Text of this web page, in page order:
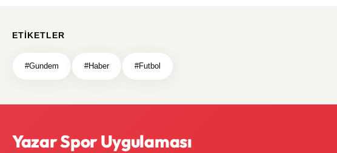
ETIKETLER
#Gundem #Haber #Futbol
Yazar Spor Uygulaması